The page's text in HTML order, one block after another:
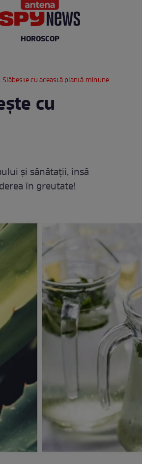
HOROSCOP
Slăbeşte cu această plantă minune
cu
şi sănătaţii, însă
în greutate!